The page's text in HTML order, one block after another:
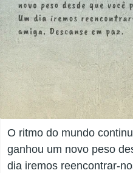
O ritmo do mundo
ganhou um novo peso
dia iremos reencontrar-